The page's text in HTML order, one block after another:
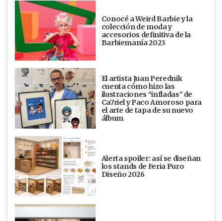
Conocé a Weird Barbie y la
colección de moda y
accesorios definitiva de la
Barbiemanía 2023
El artista Juan Perednik
cuenta cómo hizo las
ilustraciones “infladas” de
Ca7riel y Paco Amoroso para
el arte de tapa de su nuevo
álbum
Alerta spoiler: así se diseñan
los stands de Feria Puro
Diseño 2026